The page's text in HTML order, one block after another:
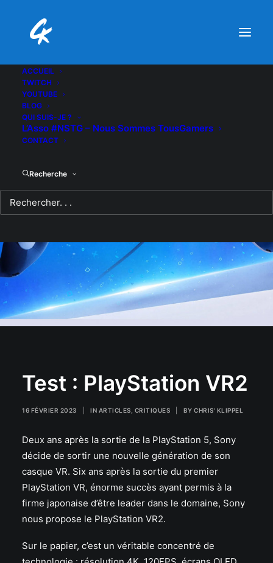
ACCUEIL
TWITCH
YOUTUBE
BLOG
QUI SUIS-JE ?
L’Asso #NSTG – Nous Sommes TousGamers
CONTACT
Recherche
Test : PlayStation VR2
16 FÉVRIER 2023 IN ARTICLES CRITIQUES BY CHRIS' KLIPPEL
Deux ans après la sortie de la PlayStation 5, Sony
décide de sortir une nouvelle génération de son
casque VR. Six ans après la sortie du premier
PlayStation VR, énorme succès ayant permis à la
firme japonaise d’être leader dans le domaine, Sony
nous propose le PlayStation VR2.
Sur le papier, c’est un véritable concentré de